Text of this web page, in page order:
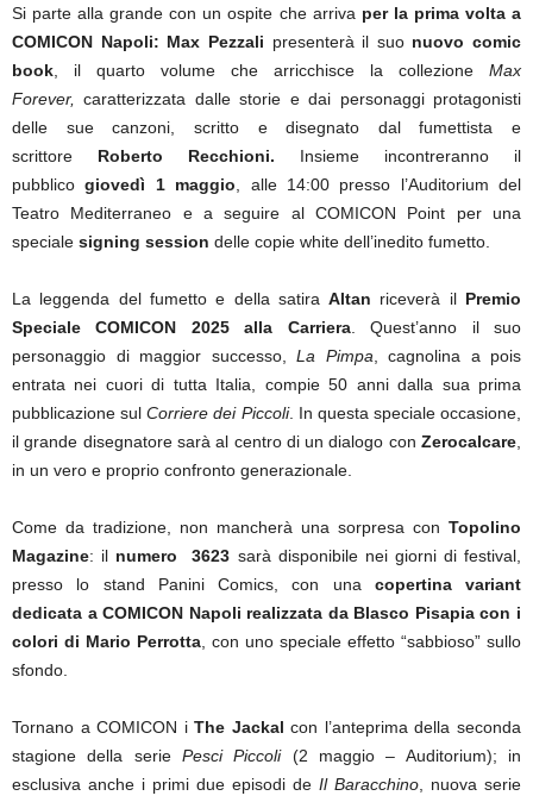
Si parte alla grande con un ospite che arriva per la prima volta a
COMICON Napoli: Max Pezzali presenterà il suo nuovo comic
book , il quarto volume che arricchisce la collezione Max
Forever,
caratterizzata dalle storie e dai personaggi protagonisti
delle sue canzoni, scritto e disegnato dal fumettista e
scrittore Roberto Recchioni. Insieme incontreranno il
pubblicogiovedì 1 maggio , alle 14:00 presso l’Auditorium del
Teatro Mediterraneo e a seguire al COMICON Point per una
speciale signing session delle copie white dell’inedito fumetto.
La leggenda del fumetto e della satiraAltan riceverà il Premio
Speciale COMICON 2025 alla Carriera. Quest’anno il suo
personaggio di maggior successo, La Pimpa , cagnolina a pois
entrata nei cuori di tutta Italia, compie 50 anni dalla sua prima
pubblicazione sulCorriere dei Piccoli. In questa speciale occasione,
il grande disegnatore sarà al centro di un dialogo con Zerocalcare
in un vero e proprio confronto generazionale.
Come da tradizione, non mancherà una sorpresa con Topolino
Magazine: il numero 3623 sarà disponibile nei giorni di festival,
presso lo stand Panini Comics, con una copertina variant
dedicata a COMICON Napoli realizzata da Blasco Pisapia con i
colori di Mario Perrotta , con uno speciale effetto “sabbioso” sullo
sfondo.
Tornano a COMICON iThe Jackal con l’anteprima della seconda
stagione della serie Pesci Piccoli (2 maggio – Auditorium);
in
esclusiva anche i primi due episodi de Il Baracchino , nuova serie